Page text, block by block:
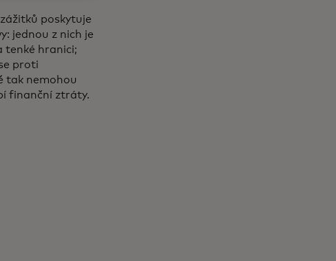
poskytuje
jednou z nich je
tenké hranici;
proti
tak nemohou
finanční ztráty.